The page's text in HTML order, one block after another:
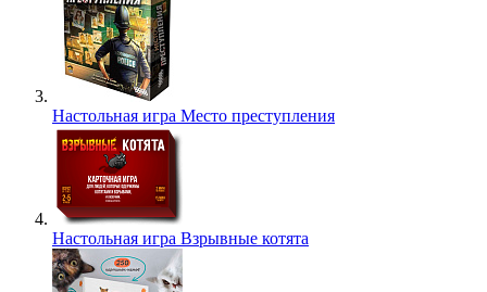
Настольная игра Место преступления
Настольная игра Взрывные котята